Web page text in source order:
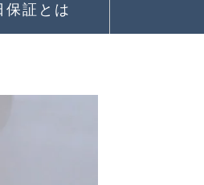
保証とは